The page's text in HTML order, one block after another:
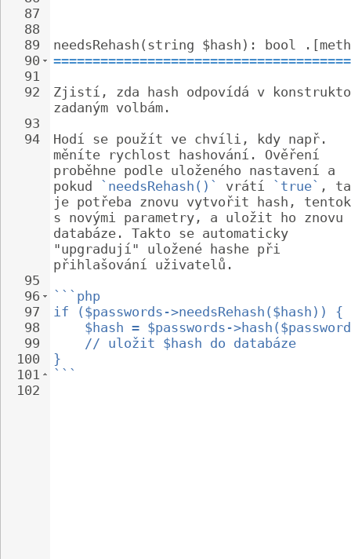
87
88
89
90
91
92
93
94
95
96
97
98
99
100
101
102
needsRehash(string $hash): bool
Zjistí, zda hash odpovídá v
zadaným volbám.
Hodí se použít ve chvíli, kdy např.
měníte rychlost hashování. Ověření
proběhne podle uloženého nastavení a
pokud
`needsRehash()` vrátí `true` ,
je potřeba znovu vytvořit hash,
s novými parametry, a uložit ho
databáze. Takto se automaticky
"upgradují" uložené hashe při
přihlašování uživatelů.
```php
if ($passwords->needsRehash($hash)) {
$hash = $passwords-
// uložit $hash do databáze
}
```